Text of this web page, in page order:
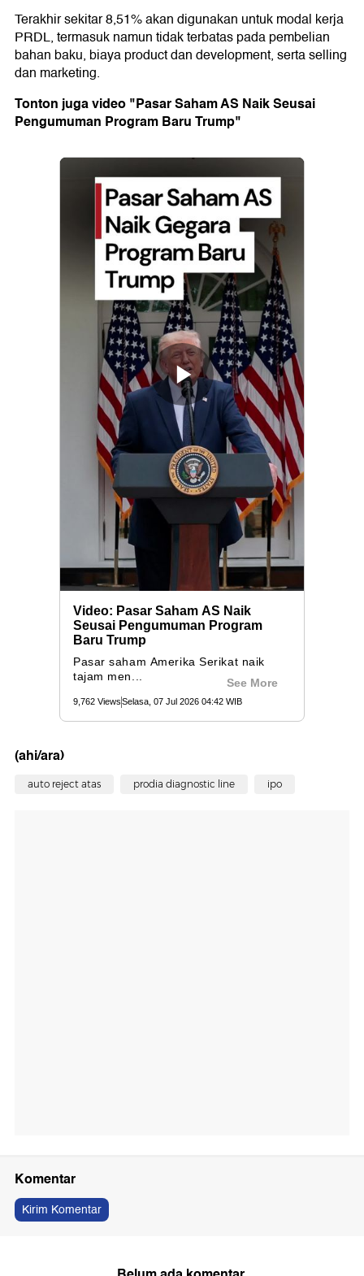
Terakhir sekitar 8,51% akan digunakan untuk modal kerja
PRDL, termasuk namun tidak terbatas pada pembelian
bahan baku, biaya product dan development, serta selling
dan marketing.
Tonton juga video "Pasar Saham AS Naik Seusai
Pengumuman Program Baru Trump"
(ahi/ara)
auto reject atas prodia diagnostic line ipo
Komentar
Kirim Komentar